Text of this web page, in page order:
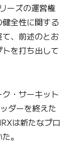
ーズの運営権
全性に関する
、前述のとお
を打ち出して
・サーキット
ダーを終えた
は新たなプロ
。